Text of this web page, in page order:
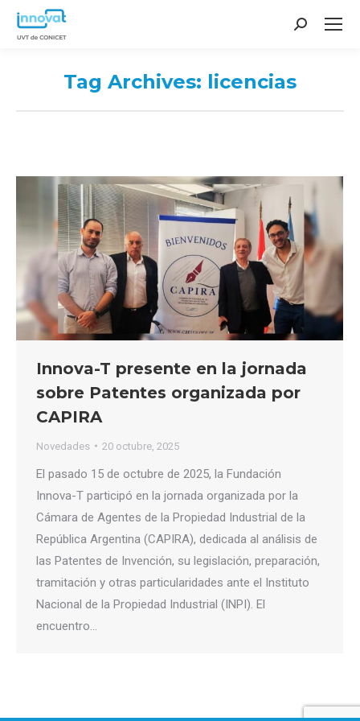
Search:
Tag Archives: licencias
Innova-T presente en la jornada
sobre Patentes organizada por
CAPIRA
Novedades 20 octubre, 2025
El pasado 15 de octubre de 2025, la Fundación
Innova-T participó en la jornada organizada por la
Cámara de Agentes de la Propiedad Industrial de la
República Argentina (CAPIRA), dedicada al análisis de
las Patentes de Invención, su legislación, preparación,
tramitación y otras particularidades ante el Instituto
Nacional de la Propiedad Industrial (INPI). El
encuentro…